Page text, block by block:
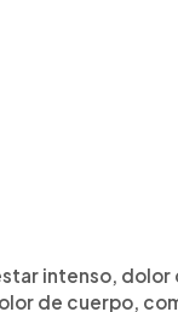
intenso, dolor
de cuerpo,